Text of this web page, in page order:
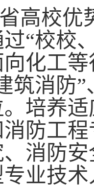
高校优
“校校
化工
筑消防
。培养
防工
消防
业技